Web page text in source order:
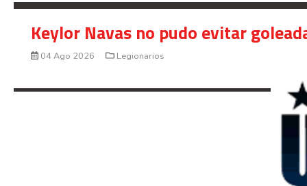
Keylor Navas no pudo evitar
04 Ago 2026 Legionarios